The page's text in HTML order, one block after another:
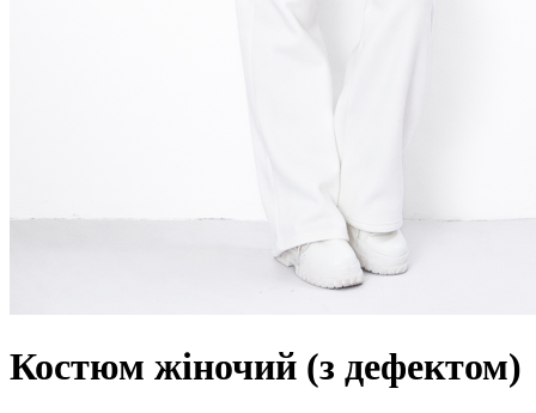
Костюм жіночий (з дефектом)